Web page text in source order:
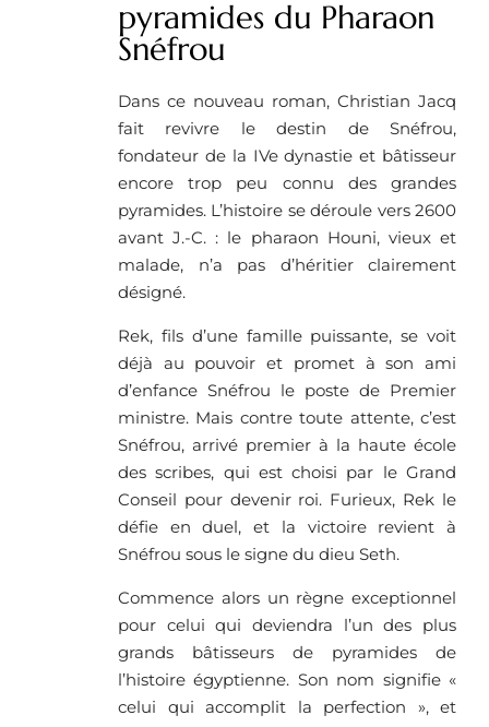
pyramides du Pharaon
Snéfrou
Dans ce nouveau roman, Christian Jacq
fait revivre le destin de Snéfrou,
fondateur de la IVe dynastie et bâtisseur
encore trop peu connu des grandes
pyramides. L’histoire se déroule vers 2600
avant J.-C. : le pharaon Houni, vieux et
malade, n’a pas d’héritier clairement
désigné.
Rek, fils d’une famille puissante, se voit
déjà au pouvoir et promet à son ami
d’enfance Snéfrou le poste de Premier
ministre. Mais contre toute attente, c’est
Snéfrou, arrivé premier à la haute école
des scribes, qui est choisi par le Grand
Conseil pour devenir roi. Furieux, Rek le
défie en duel, et la victoire revient à
Snéfrou sous le signe du dieu Seth.
Commence alors un règne exceptionnel
pour celui qui deviendra l’un des plus
grands bâtisseurs de pyramides de
l’histoire égyptienne. Son nom signifie «
celui qui accomplit la perfection », et